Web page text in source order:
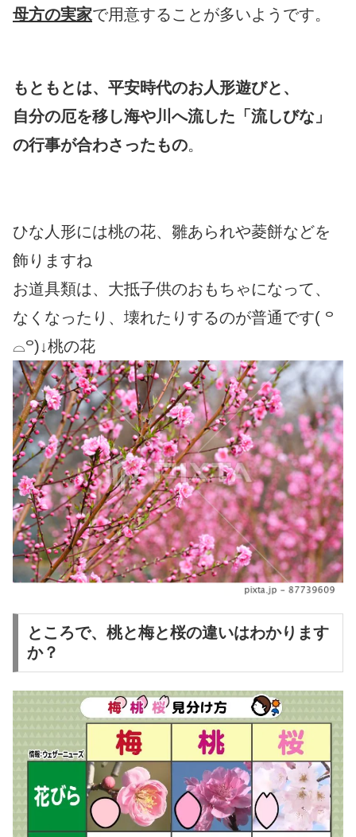
母方の実家で用意することが多いようです。
もともとは、平安時代のお人形遊びと、
自分の厄を移し海や川へ流した「流しびな」
の行事が合わさったもの。
ひな人形には桃の花、雛あられや菱餅などを
飾りますね
お道具類は、大抵子供のおもちゃになって、
なくなったり、壊れたりするのが普通です( ꒪
⌓꒪)↓桃の花
ところで、桃と梅と桜の違いはわかります
か？